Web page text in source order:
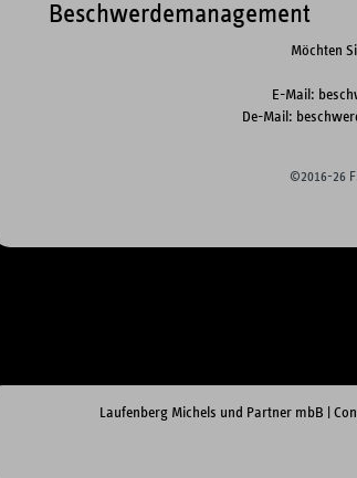
Beschwerdemanagement
Möchten
E-Mail:
De-Mail:
©2016-26
Laufenberg Michels und Partner mbB